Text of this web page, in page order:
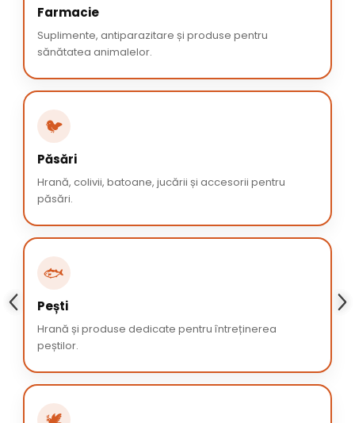
Farmacie
Suplimente, antiparazitare și produse pentru
sănătatea animalelor.
🐦
Păsări
Hrană, colivii, batoane, jucării și accesorii pentru
păsări.
🐟
Pești
Hrană și produse dedicate pentru întreținerea
peștilor.